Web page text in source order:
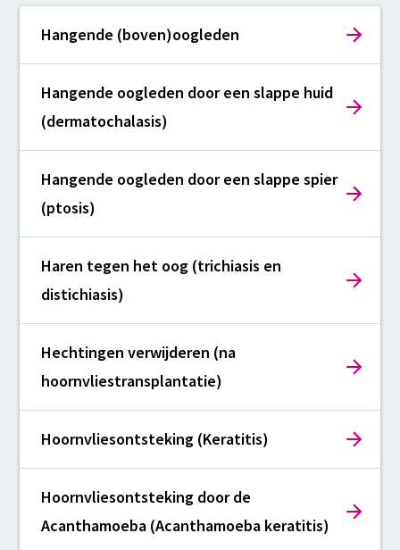
Hangende (boven)oogleden
Hangende oogleden door een slappe huid
(dermatochalasis)
Hangende oogleden door een slappe spier
(ptosis)
Haren tegen het oog (trichiasis en
distichiasis)
Hechtingen verwijderen (na
hoornvliestransplantatie)
Hoornvliesontsteking (Keratitis)
Hoornvliesontsteking door de
Acanthamoeba (Acanthamoeba keratitis)